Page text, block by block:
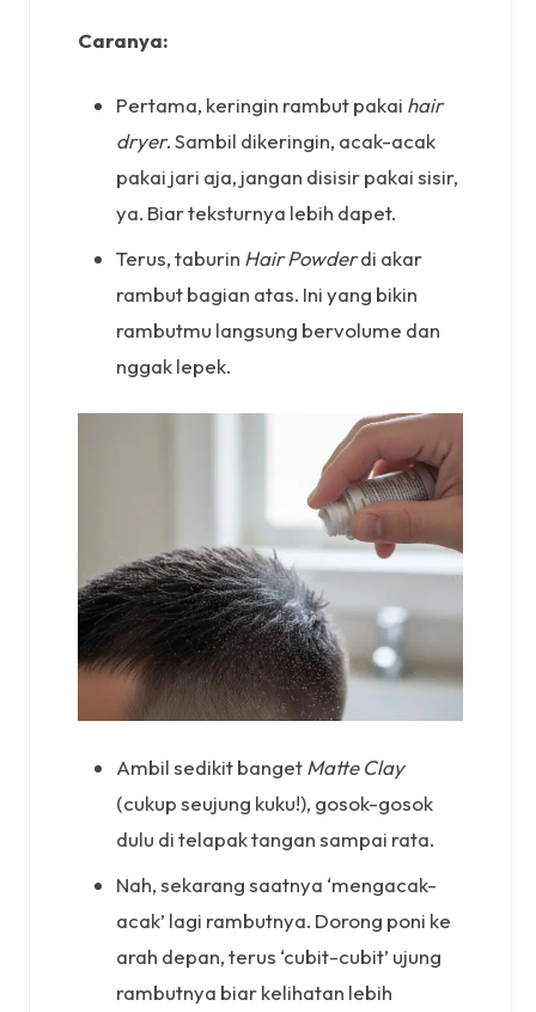
Caranya:
Pertama, keringin rambut pakai hair
dryer. Sambil dikeringin, acak-acak
pakai jari aja, jangan disisir pakai sisir,
ya. Biar teksturnya lebih dapet.
Terus, taburin Hair Powderdi akar
rambut bagian atas. Ini yang bikin
rambutmu langsung bervolume dan
nggak lepek.
Ambil sedikit bangetMatte Clay
(cukup seujung kuku!), gosok-gosok
dulu di telapak tangan sampai rata.
Nah, sekarang saatnya ‘mengacak-
acak’ lagi rambutnya. Dorong poni ke
arah depan, terus ‘cubit-cubit’ ujung
rambutnya biar kelihatan lebih